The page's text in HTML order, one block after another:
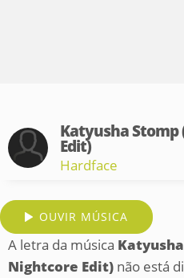
Katyusha
Edit)
Hardface
OUVIR MÚSICA
A letra da música
Nightcore Edit) não está